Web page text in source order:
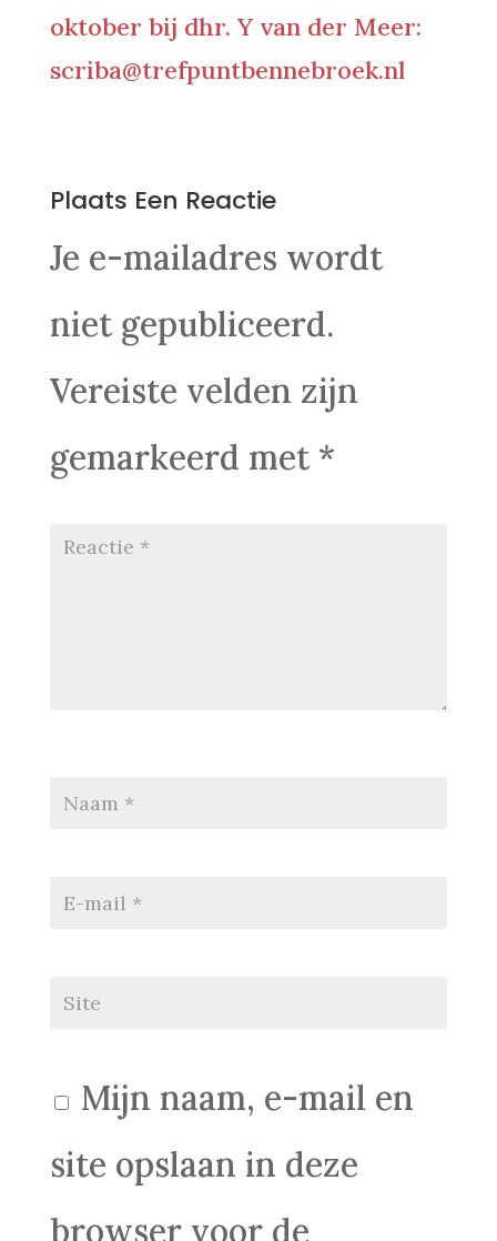
oktober bij dhr. Y van der Meer:
scriba@trefpuntbennebroek.nl
Plaats Een Reactie
Je e-mailadres wordt
niet gepubliceerd.
Vereiste velden zijn
gemarkeerd met *
Mijn naam, e-mail en
site opslaan in deze
browser voor de